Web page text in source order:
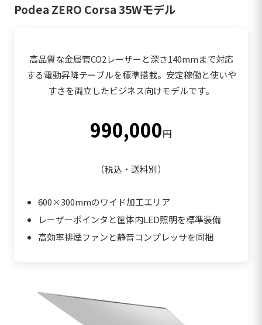
Podea ZERO Corsa 35Wモデル
高品質な金属管CO2レーザーと深さ140mmまで対応
する電動昇降テーブルを標準搭載。安定稼働と使いや
すさを両立したビジネス向けモデルです。
990,000円
（税込・送料別）
600×300mmのワイド加工エリア
レーザーポインタと筐体内LED照明を標準装備
高効率排煙ファンと静音コンプレッサを同梱